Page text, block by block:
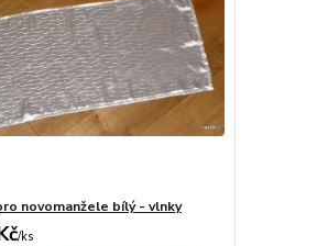
novomanžele bílý - vlnky
/ks